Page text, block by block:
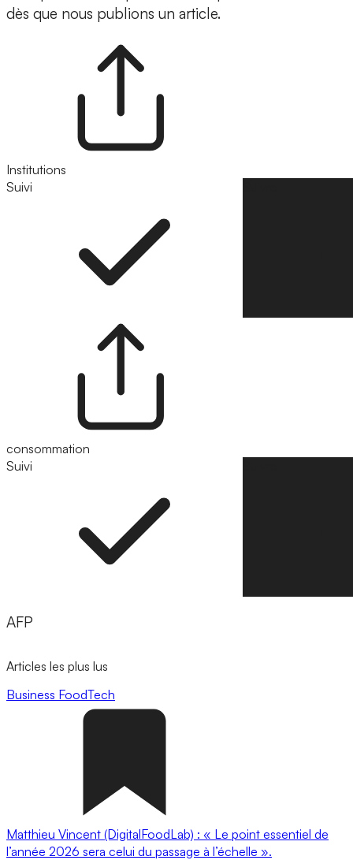
dès que nous publions un article.
Institutions
Suivi
consommation
Suivi
AFP
Articles les plus lus
Business FoodTech
Matthieu Vincent (DigitalFoodLab) : « Le point essentiel de
l’année 2026 sera celui du passage à l’échelle ».